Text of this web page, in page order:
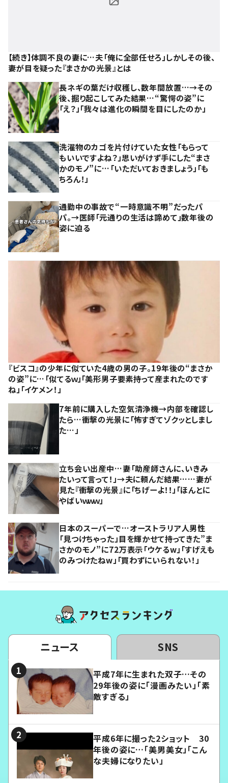
【続き】体調不良の妻に…夫「俺に全部任せろ」しかしその後、
妻が目を疑った『まさかの光景』とは
長ネギの葉だけ収穫し、数年間放置…→その
後、掘り起こしてみた結果…“驚愕の姿”に
「え？」「我々は進化の瞬間を目にしたのか」
洗濯物のカゴを片付けていた女性「もらって
もいいですよね？」思いがけず手にした“まさ
かのモノ”に…「いただいておきましょう」「も
ちろん！」
通勤中の事故で“一時意識不明”だったパ
パ。→医師「元通りの生活は諦めて」数年後の
姿に迫る
『ビスコ』の少年に似ていた4歳の男の子。19年後の“まさか
の姿”に…「似てるｗ」「美形男子要素持って産まれたのです
ね」「イケメン！」
7年前に購入した空気清浄機→内部を確認し
たら…衝撃の光景に「怖すぎてゾクッとしまし
た…」
立ち会い出産中…妻「助産師さんに、いきみ
たいって言って！」→夫に頼んだ結果……妻が
見た『衝撃の光景』に「ちげーよ！！」「ほんとに
やばいｗｗｗ」
日本のスーパーで…オーストラリア人男性
「見つけちゃった」目を輝かせて持ってきた”ま
さかのモノ”に72万表示「ウケるw」「すげえも
のみつけたねw」「買わずにいられない！」
ニュース SNS
平成7年に生まれた双子…その
29年後の姿に「漫画みたい」「素
敵すぎる」
平成6年に撮った2ショット 30
年後の姿に…「美男美女」「こん
な夫婦になりたい」